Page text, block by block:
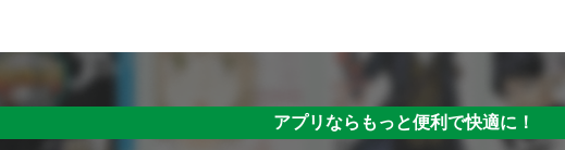
アプリならもっと便利で快適に！